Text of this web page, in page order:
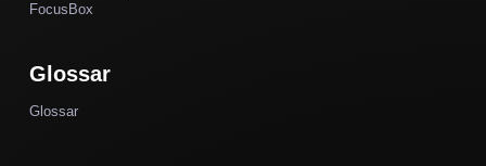
FocusBox
Glossar
Glossar